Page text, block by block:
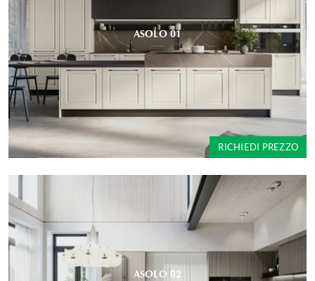
ASOLO 01
RICHIEDI PREZZO
ASOLO 02